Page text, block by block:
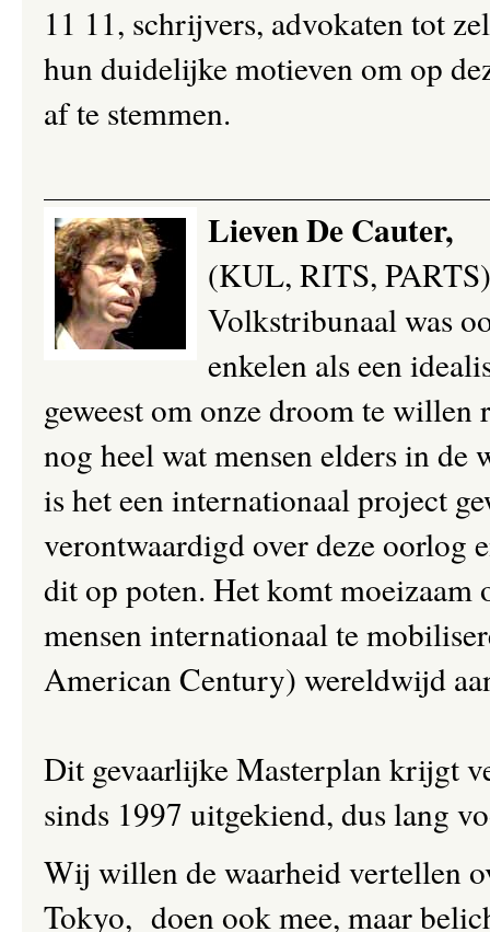
11 11, schrijvers, advokaten tot
hun duidelijke motieven om op
af te stemmen.
Lieven De Cauter,
(KUL, RITS,
Volkstribunaal was
enkelen als een
geweest om onze droom te willen
nog heel wat mensen elders in
is het een internationaal project
verontwaardigd over deze oorlog
dit op poten. Het komt moeizaam
mensen internationaal te
American Century) wereldwijd
Dit gevaarlijke Masterplan krijgt
sinds 1997 uitgekiend, dus lang
Wij willen de waarheid vertellen
Tokyo, doen ook mee, maar